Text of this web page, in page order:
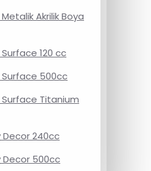
Akrilik Boya
120 cc
Surface 500cc
Surface Titanium
Decor 240cc
Decor 500cc